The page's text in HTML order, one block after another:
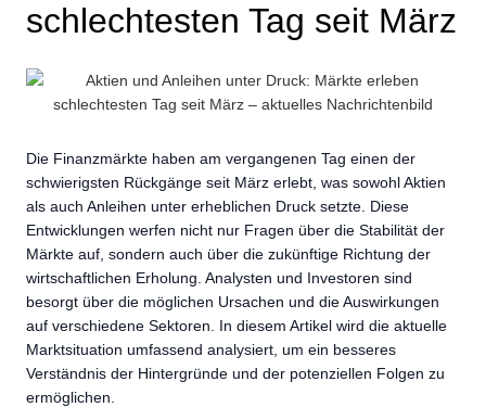
schlechtesten Tag seit März
Die Finanzmärkte haben am vergangenen Tag einen der
schwierigsten Rückgänge seit März erlebt, was sowohl Aktien
als auch Anleihen unter erheblichen Druck setzte. Diese
Entwicklungen werfen nicht nur Fragen über die Stabilität der
Märkte auf, sondern auch über die zukünftige Richtung der
wirtschaftlichen Erholung. Analysten und Investoren sind
besorgt über die möglichen Ursachen und die Auswirkungen
auf verschiedene Sektoren. In diesem Artikel wird die aktuelle
Marktsituation umfassend analysiert, um ein besseres
Verständnis der Hintergründe und der potenziellen Folgen zu
ermöglichen.